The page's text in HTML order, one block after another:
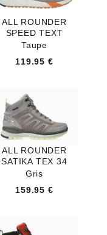
ALL ROUNDER
SPEED TEXT
Taupe
119.95 €
ALL ROUNDER
SATIKA TEX 34
Gris
159.95 €